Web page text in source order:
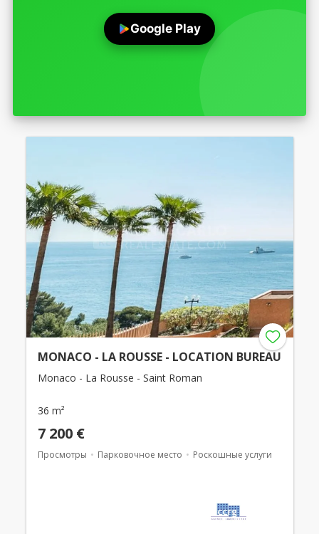
Google Play
MONACO - LA ROUSSE - LOCATION BUREAU
Monaco - La Rousse - Saint Roman
36 m²
7 200 €
Просмотры Парковочное место Роскошные услуги